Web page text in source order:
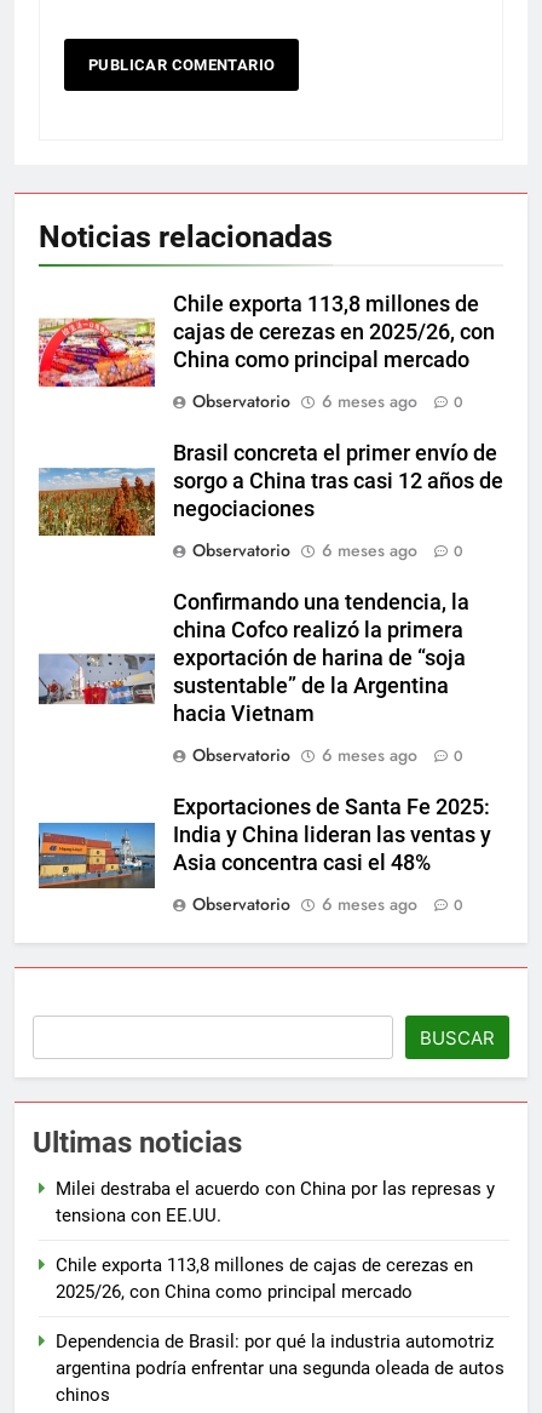
Noticias relacionadas
Chile exporta 113,8 millones de
cajas de cerezas en 2025/26, con
China como principal mercado
Observatorio
6 meses ago 0
Brasil concreta el primer envío de
sorgo a China tras casi 12 años de
negociaciones
Observatorio
6 meses ago 0
Confirmando una tendencia, la
china Cofco realizó la primera
exportación de harina de “soja
sustentable” de la Argentina
hacia Vietnam
Observatorio
6 meses ago 0
Exportaciones de Santa Fe 2025:
India y China lideran las ventas y
Asia concentra casi el 48%
Observatorio
6 meses ago 0
BUSCAR
Ultimas noticias
Milei destraba el acuerdo con China por las represas y
tensiona con EE.UU.
Chile exporta 113,8 millones de cajas de cerezas en
2025/26, con China como principal mercado
Dependencia de Brasil: por qué la industria automotriz
argentina podría enfrentar una segunda oleada de autos
chinos